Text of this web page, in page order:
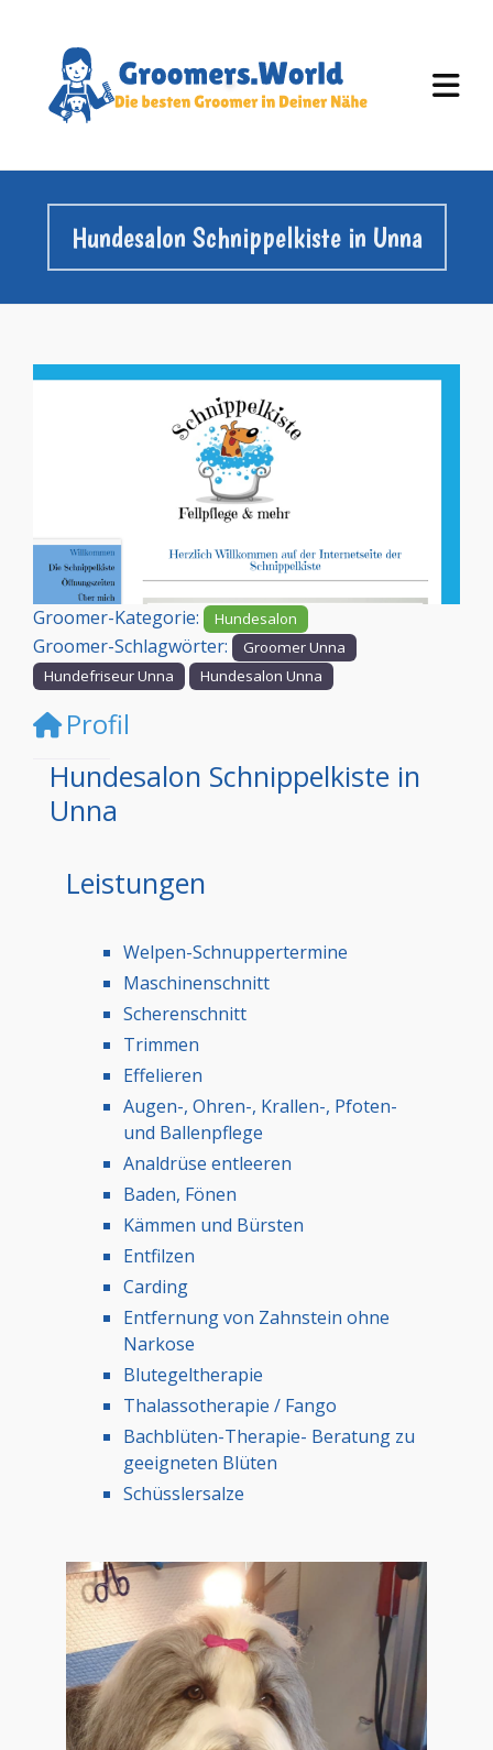
Hundesalon Schnippelkiste in Unna
Groomer-Kategorie: Hundesalon
Groomer-Schlagwörter:
Groomer Unna
Hundefriseur Unna
Hundesalon Unna
Profil
Hundesalon Schnippelkiste in
Unna
Leistungen
Welpen-Schnuppertermine
Maschinenschnitt
Scherenschnitt
Trimmen
Effelieren
Augen-, Ohren-, Krallen-, Pfoten-
und Ballenpflege
Analdrüse entleeren
Baden, Fönen
Kämmen und Bürsten
Entfilzen
Carding
Entfernung von Zahnstein ohne
Narkose
Blutegeltherapie
Thalassotherapie / Fango
Bachblüten-Therapie- Beratung zu
geeigneten Blüten
Schüsslersalze